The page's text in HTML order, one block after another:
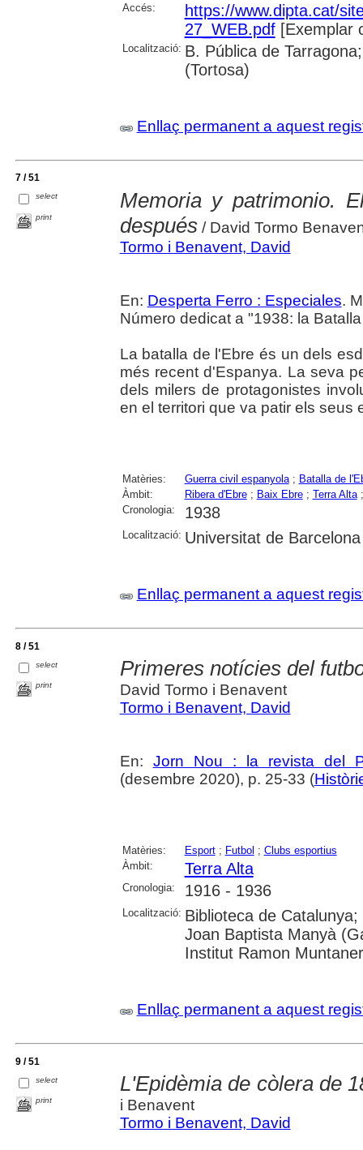
Accés:
https://www.dipta.cat/
27_WEB.pdf[Exemplar
Localització: B. Pública de
(Tortosa)
Enllaç permanent a aquest
7 / 51
select
print
Memoria y patrimonio.
después/ David Tormo
Tormo i Benavent, David
En: Desperta Ferro : Especiales.
Número dedicat a "1938: la
La batalla de l'Ebre és un dels
més recent d'Espanya. La seva
dels milers de protagonistes
en el territori que va patir els seus
Matèries: Guerra civil espanyola; Batalla de
Àmbit:
Ribera d'Ebre; Baix Ebre; Terra Alta
Cronologia:
1938
Localització: Universitat de Barcelona
Enllaç permanent a aquest
8 / 51
select
print
Primeres notícies del
David Tormo i Benavent
Tormo i Benavent, David
En: Jorn Nou : la revista del
(desembre 2020), p. 25-33 (
Matèries: Esport; Futbol ; Clubs esportius
Àmbit:
Terra Alta
Cronologia: 1916 - 1936
Localització: Biblioteca de
Joan Baptista Manyà
Institut Ramon Muntaner
Enllaç permanent a aquest
9 / 51
select
print
L'Epidèmia de còlera de
i Benavent
Tormo i Benavent, David